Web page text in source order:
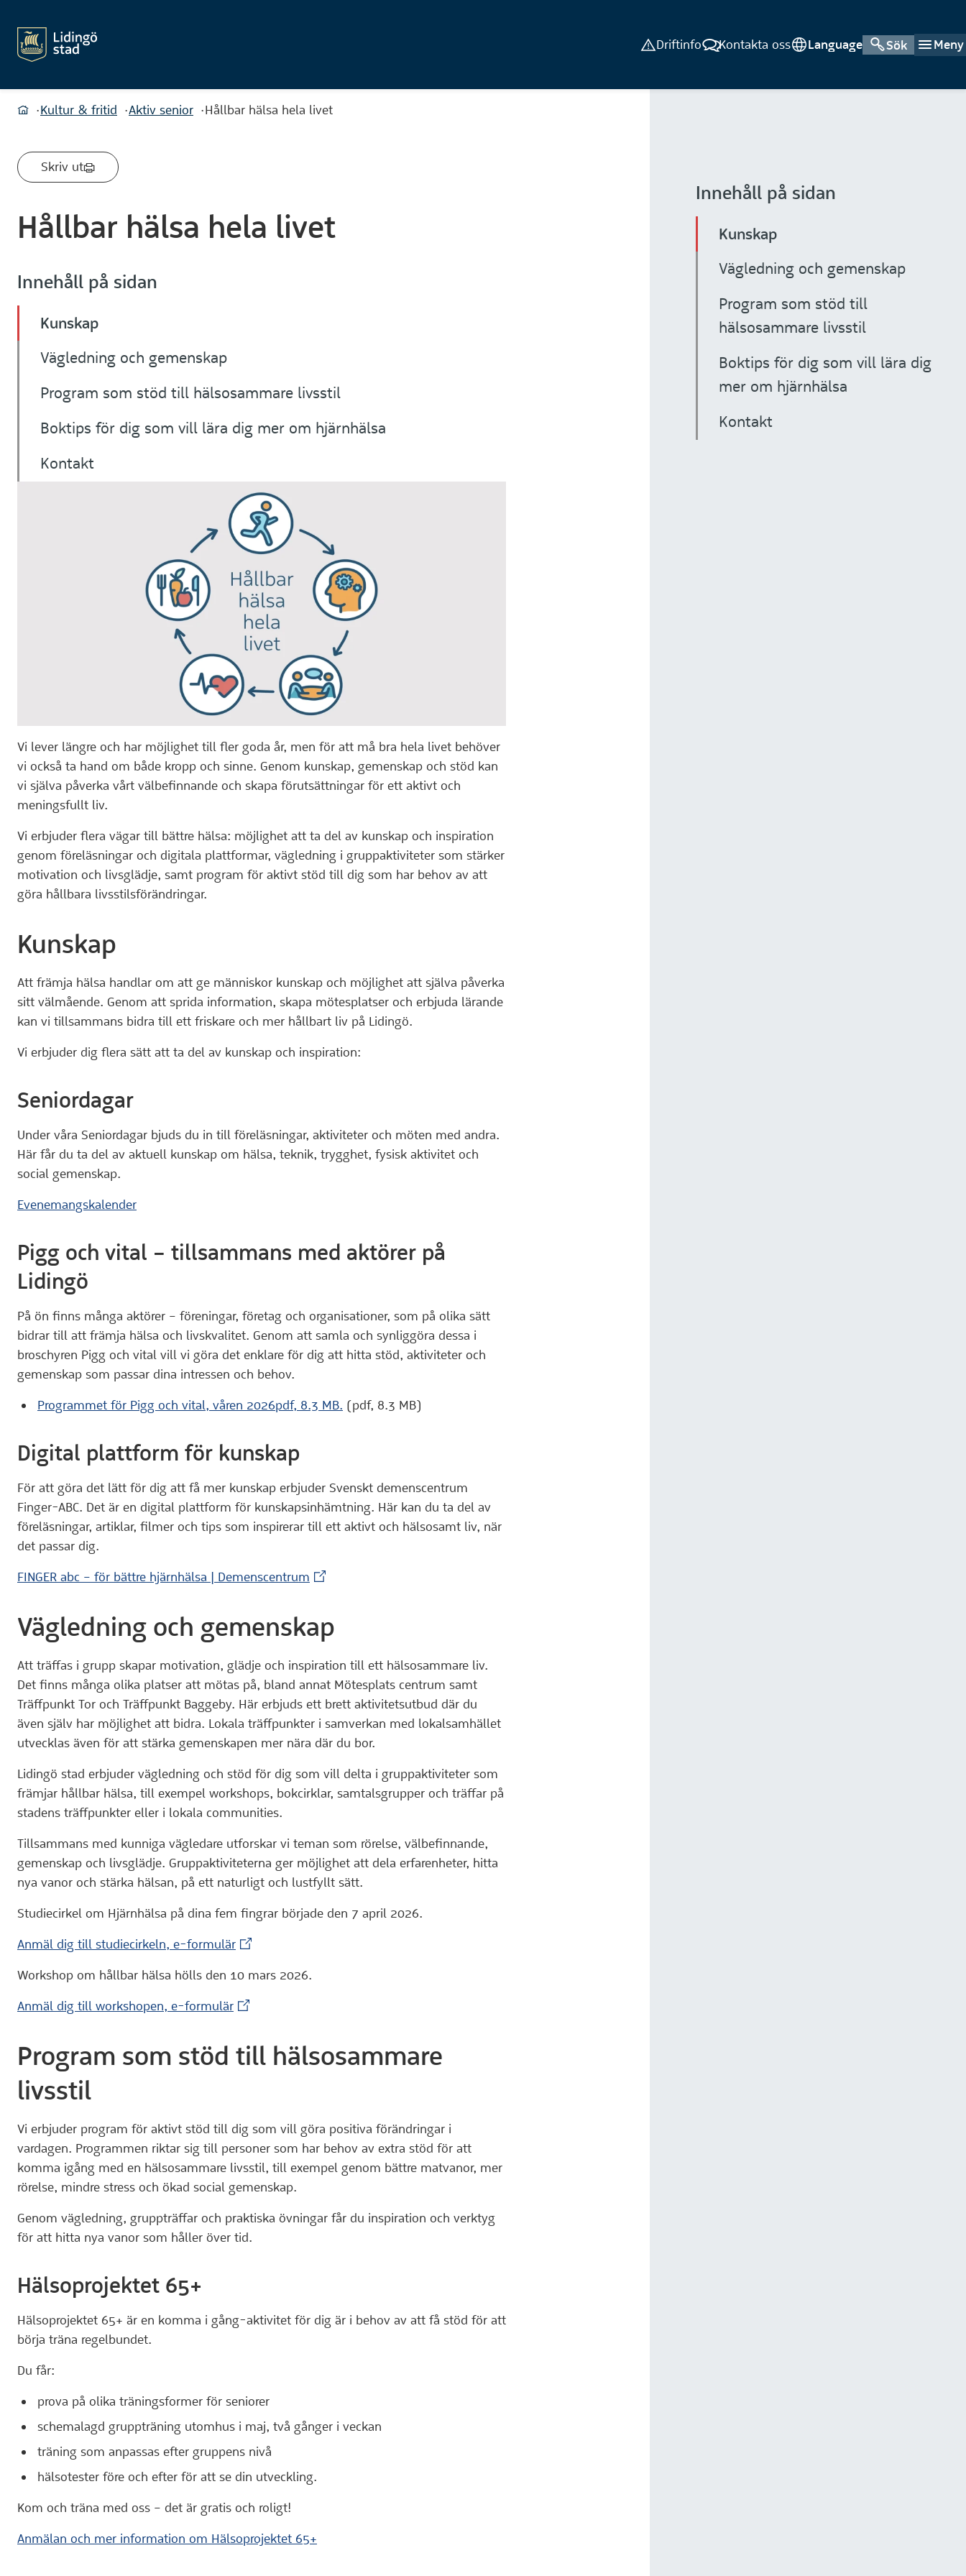
Sök Meny
Driftinfo Kontakta oss Language
Du är här:
Hem
Kultur & fritid Aktiv senior Hållbar hälsa hela livet
Skriv ut
Hållbar hälsa hela livet
Innehåll på sidan
Kunskap
Vägledning och gemenskap
Program som stöd till hälsosammare livsstil
Boktips för dig som vill lära dig mer om hjärnhälsa
Kontakt
Vi lever längre och har möjlighet till fler goda år, men för att må bra hela livet behöver
vi också ta hand om både kropp och sinne. Genom kunskap, gemenskap och stöd kan
vi själva påverka vårt välbefinnande och skapa förutsättningar för ett aktivt och
meningsfullt liv.
Vi erbjuder flera vägar till bättre hälsa: möjlighet att ta del av kunskap och inspiration
genom föreläsningar och digitala plattformar, vägledning i gruppaktiviteter som stärker
motivation och livsglädje, samt program för aktivt stöd till dig som har behov av att
göra hållbara livsstilsförändringar.
Kunskap
Att främja hälsa handlar om att ge människor kunskap och möjlighet att själva påverka
sitt välmående. Genom att sprida information, skapa mötesplatser och erbjuda lärande
kan vi tillsammans bidra till ett friskare och mer hållbart liv på Lidingö.
Vi erbjuder dig flera sätt att ta del av kunskap och inspiration:
Seniordagar
Under våra Seniordagar bjuds du in till föreläsningar, aktiviteter och möten med andra.
Här får du ta del av aktuell kunskap om hälsa, teknik, trygghet, fysisk aktivitet och
social gemenskap.
Evenemangskalender
Pigg och vital – tillsammans med aktörer på
Lidingö
På ön finns många aktörer – föreningar, företag och organisationer, som på olika sätt
bidrar till att främja hälsa och livskvalitet. Genom att samla och synliggöra dessa i
broschyren Pigg och vital vill vi göra det enklare för dig att hitta stöd, aktiviteter och
gemenskap som passar dina intressen och behov.
Programmet för Pigg och vital, våren 2026pdf, 8.3 MB. (pdf, 8.3 MB)
Digital plattform för kunskap
För att göra det lätt för dig att få mer kunskap erbjuder Svenskt demenscentrum
Finger-ABC. Det är en digital plattform för kunskapsinhämtning. Här kan du ta del av
föreläsningar, artiklar, filmer och tips som inspirerar till ett aktivt och hälsosamt liv, när
det passar dig.
FINGER abc – för bättre hjärnhälsa | Demenscentrum (Extern webbplats)
Vägledning och gemenskap
Att träffas i grupp skapar motivation, glädje och inspiration till ett hälsosammare liv.
Det finns många olika platser att mötas på, bland annat Mötesplats centrum samt
Träffpunkt Tor och Träffpunkt Baggeby. Här erbjuds ett brett aktivitetsutbud där du
även själv har möjlighet att bidra. Lokala träffpunkter i samverkan med lokalsamhället
utvecklas även för att stärka gemenskapen mer nära där du bor.
Lidingö stad erbjuder vägledning och stöd för dig som vill delta i gruppaktiviteter som
främjar hållbar hälsa, till exempel workshops, bokcirklar, samtalsgrupper och träffar på
stadens träffpunkter eller i lokala communities.
Tillsammans med kunniga vägledare utforskar vi teman som rörelse, välbefinnande,
gemenskap och livsglädje. Gruppaktiviteterna ger möjlighet att dela erfarenheter, hitta
nya vanor och stärka hälsan, på ett naturligt och lustfyllt sätt.
Studiecirkel om Hjärnhälsa på dina fem fingrar började den 7 april 2026.
Anmäl dig till studiecirkeln, e-formulär(Extern webbplats)
Workshop om hållbar hälsa hölls den 10 mars 2026.
Anmäl dig till workshopen, e-formulär(Extern webbplats)
Program som stöd till hälsosammare
livsstil
Vi erbjuder program för aktivt stöd till dig som vill göra positiva förändringar i
vardagen. Programmen riktar sig till personer som har behov av extra stöd för att
komma igång med en hälsosammare livsstil, till exempel genom bättre matvanor, mer
rörelse, mindre stress och ökad social gemenskap.
Genom vägledning, gruppträffar och praktiska övningar får du inspiration och verktyg
för att hitta nya vanor som håller över tid.
Hälsoprojektet 65+
Hälsoprojektet 65+ är en komma i gång-aktivitet för dig är i behov av att få stöd för att
börja träna regelbundet.
Du får:
prova på olika träningsformer för seniorer
schemalagd gruppträning utomhus i maj, två gånger i veckan
träning som anpassas efter gruppens nivå
hälsotester före och efter för att se din utveckling.
Kom och träna med oss – det är gratis och roligt!
Anmälan och mer information om Hälsoprojektet 65+
Innehåll på sidan
Kunskap
Vägledning och gemenskap
Program som stöd till
hälsosammare livsstil
Boktips för dig som vill lära dig
mer om hjärnhälsa
Kontakt